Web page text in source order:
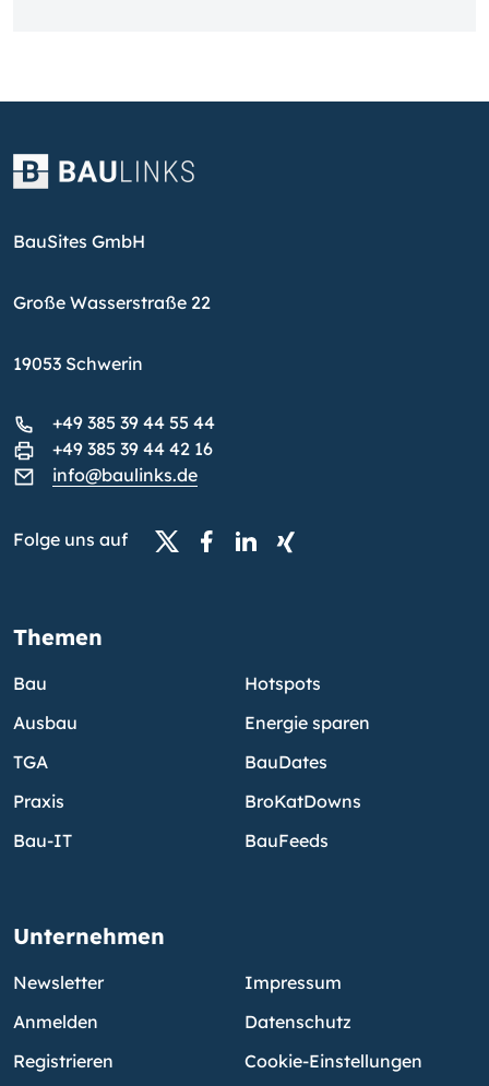
BauSites GmbH
Große Wasserstraße 22
19053 Schwerin
+49 385 39 44 55 44
+49 385 39 44 42 16
info@baulinks.de
Folge uns auf
Themen
Bau
Ausbau
TGA
Praxis
Bau-IT
Hotspots
Energie sparen
BauDates
BroKatDowns
BauFeeds
Unternehmen
Newsletter
Anmelden
Registrieren
Impressum
Datenschutz
Cookie-Einstellungen